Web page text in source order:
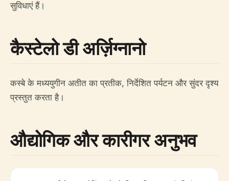
सुविधाएं हैं।
कैस्टेलो डी अर्ज़िग्नानो
कस्बे के मध्ययुगीन अतीत का प्रतीक, निर्देशित पर्यटन और सुंदर दृश्य
प्रस्तुत करता है।
औद्योगिक और कारीगर अनुभव